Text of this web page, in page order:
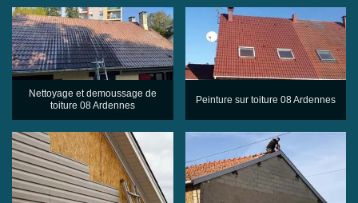
Nettoyage et demoussage de
toiture 08 Ardennes
Peinture sur toiture 08 Ardennes